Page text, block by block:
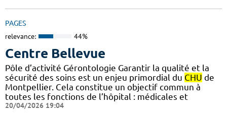
PAGES
relevance: 44%
Centre Bellevue
Pôle d’activité Gérontologie Garantir la qualité et la
sécurité des soins est un enjeu primordial du CHU de
Montpellier. Cela constitue un objectif commun à
toutes les fonctions de l’hôpital : médicales et
20/04/2026 19:04